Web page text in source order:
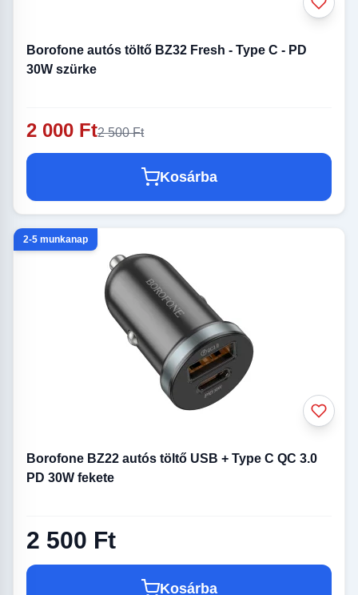
Borofone autós töltő BZ32 Fresh - Type C - PD
30W szürke
2 000 Ft2 500 Ft
Kosárba
2-5 munkanap
Borofone BZ22 autós töltő USB + Type C QC 3.0
PD 30W fekete
2 500 Ft
Kosárba